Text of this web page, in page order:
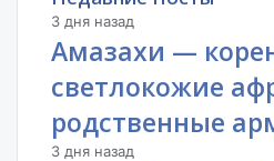
3 дня назад
Амазахи —
светлокожие
родственные
3 дня назад